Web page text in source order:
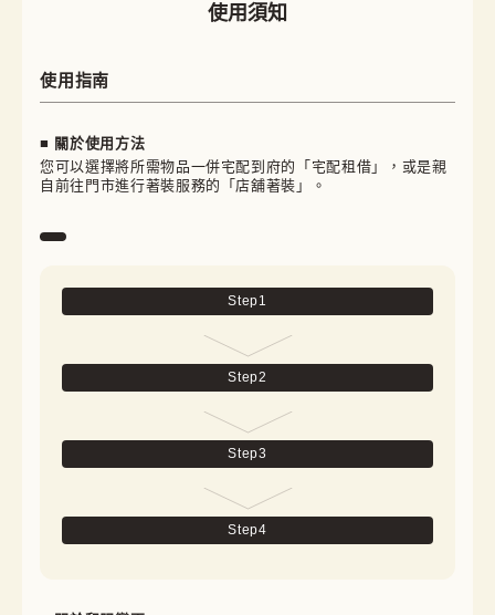
使用須知
使用指南
■ 關於使用方法
您可以選擇將所需物品一併宅配到府的「宅配租借」，或是親
自前往門市進行著裝服務的「店舖著裝」。
Step1
Step2
Step3
Step4